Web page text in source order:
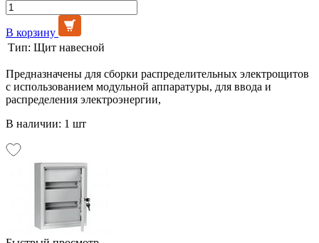
В корзину
Тип: Щит навесной
Предназначены для сборки распределительных электрощитов
с использованием модульной аппаратуры, для ввода и
распределения электроэнергии,
В наличии: 1 шт